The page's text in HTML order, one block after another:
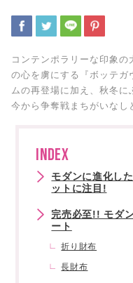
コンテンポラリーな印象
の心を虜にする『ボッテガ
ムの再登場に加え、秋冬に
今から争奪戦まちがいなし
INDEX
モダンに進化し
ットに注目!
完売必至!! モダ
ート
折り財布
長財布